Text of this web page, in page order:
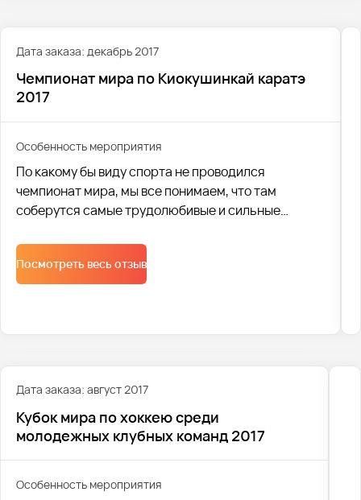
Дата заказа: декабрь 2017
Чемпионат мира по Киокушинкай каратэ
2017
Особенность мероприятия
По какому бы виду спорта не проводился
чемпионат мира, мы все понимаем, что там
соберутся самые трудолюбивые и сильные
требует не только физических тренировок, но и
умственных затрат: понять противника,
выстроить тактику боя, предугадать с какой
Посмотреть весь отзыв
Дата заказа: август 2017
Кубок мира по хоккею среди
молодежных клубных команд 2017
Особенность мероприятия